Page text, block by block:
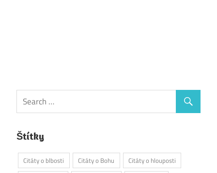
Štítky
Citáty o blbosti Citáty o Bohu
Citáty o hlouposti